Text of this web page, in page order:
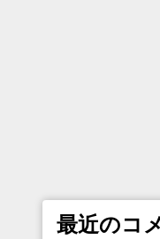
最近のコ